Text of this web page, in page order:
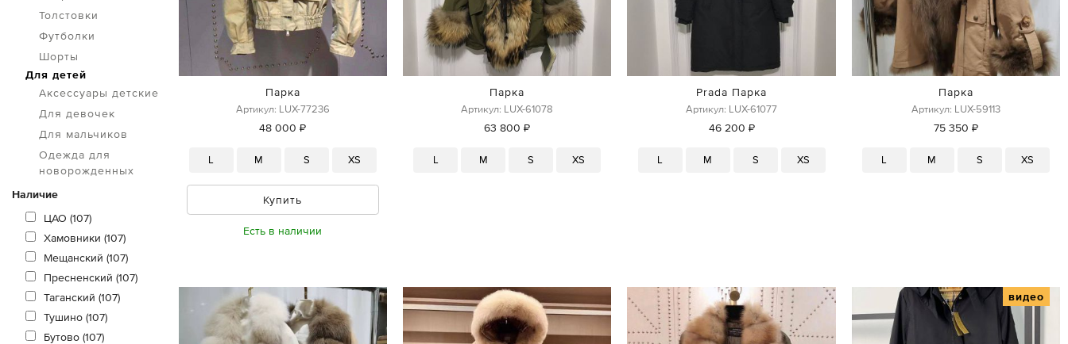
Толстовки
Футболки
Шорты
Для детей
Аксессуары детские
Для девочек
Для мальчиков
Одежда для
новорожденных
Наличие
ЦАО (107)
Хамовники (107)
Мещанский (107)
Пресненский (107)
Таганский (107)
Тушино (107)
Бутово (107)
Парка
Артикул: LUX-77236
48 000 ₽
L M S XS
Купить
Есть в наличии
Парка
Артикул: LUX-61078
63 800 ₽
L M S XS
Prada Парка
Артикул: LUX-61077
46 200 ₽
L M S XS
Парка
Артикул: LUX-59113
75 350 ₽
L M S XS
видео